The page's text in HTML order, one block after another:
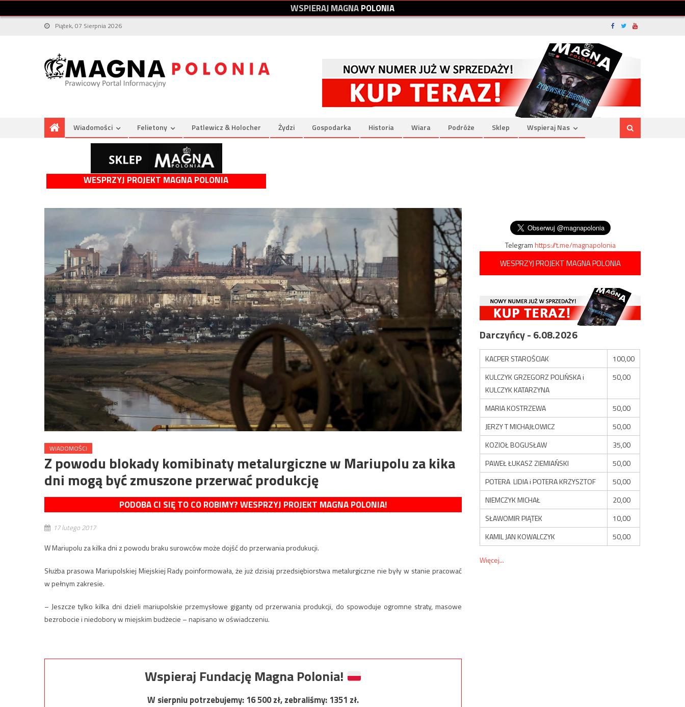
WSPIERAJMAGNAPOLONIA
Piątek, 07 Sierpnia 2026
Wiadomości Felietony Patlewicz & Holocher Żydzi Gospodarka Historia Wiara Podróże Sklep Wspieraj Nas
WESPRZYJ PROJEKT MAGNA POLONIA
WIADOMOŚCI
Z powodu blokady komibinaty metalurgiczne w Mariupolu za kika
dni mogą być zmuszone przerwać produkcję
PODOBA CI SIĘ TO CO ROBIMY? WESPRZYJ PROJEKT MAGNA POLONIA!
17 lutego 2017
W Mariupolu za kilka dni z powodu braku surowców może dojść do przerwania produkucji.
Służba prasowa Mariupolskiej Miejskiej Rady poinformowała, że już dzisiaj przedsiębiorstwa metalurgiczne nie były w stanie pracować
w pełnym zakresie.
– Jeszcze tylko kilka dni dzieli mariupolskie przemysłowe giganty od przerwania produkcji, do spowoduje ogromne straty, masowe
bezrobocie i niedobory w miejskim budżecie – napisano w oświadczeniu.
Wspieraj Fundację Magna Polonia!
W sierpniu potrzebujemy:16 500zł, zebraliśmy:1351 zł.
Telegramhttps://t.me/magnapolonia
WESPRZYJ PROJEKT MAGNA POLONIA
Darczyńcy - 6.08.2026
KACPER STAROŚCIAK
100,00
KULCZYK GRZEGORZ POLIŃSKA i
KULCZYK KATARZYNA
50,00
MARIA KOSTRZEWA
50,00
JERZY T MICHAJŁOWICZ
50,00
KOZIOŁ BOGUSŁAW
35,00
PAWEŁ ŁUKASZ ZIEMIAŃSKI
50,00
POTERA LIDIA i POTERA KRZYSZTOF
50,00
NIEMCZYK MICHAŁ
20,00
SŁAWOMIR PIĄTEK
10,00
KAMIL JAN KOWALCZYK
50,00
Więcej...